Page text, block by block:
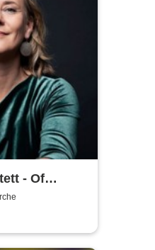
- Of
& Heroines